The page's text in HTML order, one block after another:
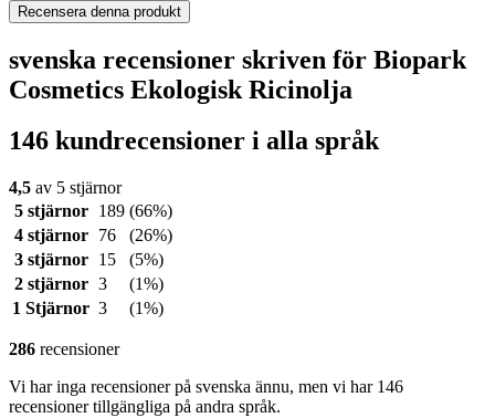
Recensera denna produkt
svenska recensioner skriven för Biopark
Cosmetics Ekologisk Ricinolja
146 kundrecensioner i alla språk
4,5 av 5 stjärnor
5 stjärnor
189 (66%)
4 stjärnor
76
(26%)
3 stjärnor
15
(5%)
2 stjärnor 3
(1%)
1 Stjärnor 3 (1%)
286 recensioner
Vi har inga recensioner på svenska ännu, men vi har 146
recensioner tillgängliga på andra språk.